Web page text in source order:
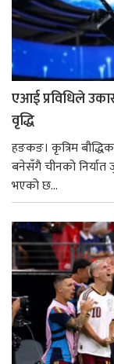
एआई प्रविधिले
वृद्धि
हङकङ। कृत्रिम
बनेसँगै चीनको निर्यात
भएको छ...